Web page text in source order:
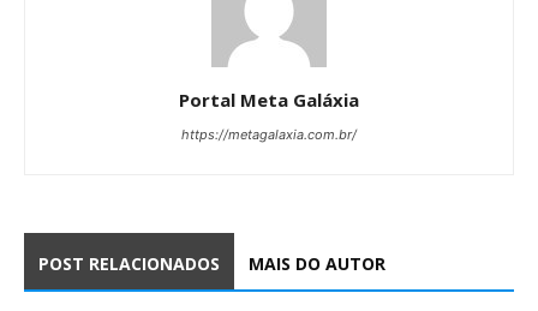
Portal Meta Galáxia
https://metagalaxia.com.br/
POST RELACIONADOS MAIS DO AUTOR